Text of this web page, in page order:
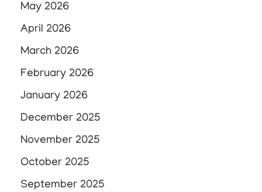
May 2026
April 2026
March 2026
February 2026
January 2026
December 2025
November 2025
October 2025
September 2025